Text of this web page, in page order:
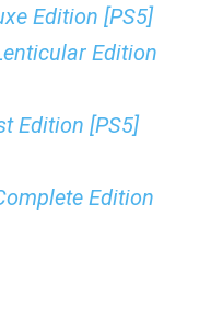
Edition [PS5]
Edition
Edition [PS5]
Edition